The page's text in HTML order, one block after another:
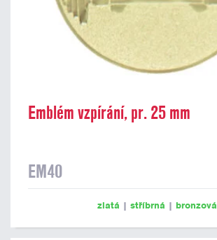
Emblém vzpírání, pr. 25 mm
EM40
zlatá | stříbrná | bronzová